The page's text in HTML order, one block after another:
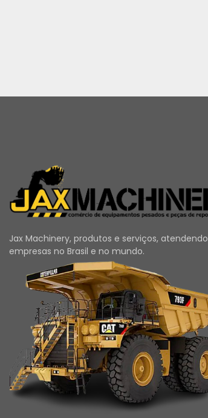
Jax Machinery, produtos e serviços, atendendo
empresas no Brasil e no mundo.